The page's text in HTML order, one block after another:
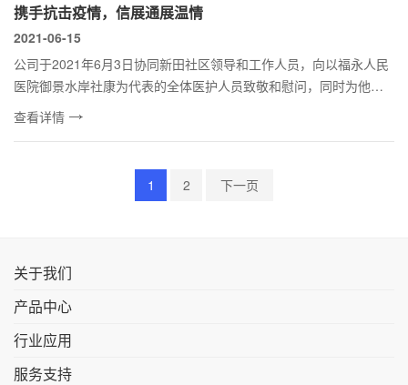
携手抗击疫情，信展通展温情
2021-06-15
公司于2021年6月3日协同新田社区领导和工作人员，向以福永人民
医院御景水岸社康为代表的全体医护人员致敬和慰问，同时为他们
送上防疫...
查看详情
1 2 下一页
关于我们
产品中心
行业应用
服务支持